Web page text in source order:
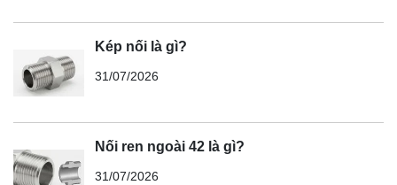
Kép nối là gì?
31/07/2026
Nối ren ngoài 42 là gì?
31/07/2026